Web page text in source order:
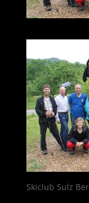
Skiclub Sulz